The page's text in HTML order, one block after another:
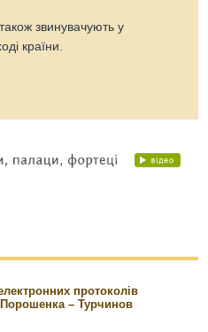
звинувачують у
країни.
протоколів
– Турчинов